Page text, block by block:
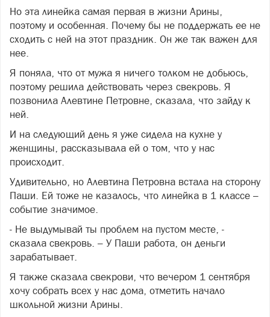
Но эта линейка самая первая в жизни Арины,
поэтому и особенная. Почему бы не поддержать ее не
сходить с ней на этот праздник. Он же так важен для
нее.
Я поняла, что от мужа я ничего толком не добьюсь,
поэтому решила действовать через свекровь. Я
позвонила Алевтине Петровне, сказала, что зайду к
ней.
И на следующий день я уже сидела на кухне у
женщины, рассказывала ей о том, что у нас
происходит.
Удивительно, но Алевтина Петровна встала на сторону
Паши. Ей тоже не казалось, что линейка в 1 классе –
событие значимое.
- Не выдумывай ты проблем на пустом месте, -
сказала свекровь. – У Паши работа, он деньги
зарабатывает.
Я также сказала свекрови, что вечером 1 сентября
хочу собрать всех у нас дома, отметить начало
школьной жизни Арины.